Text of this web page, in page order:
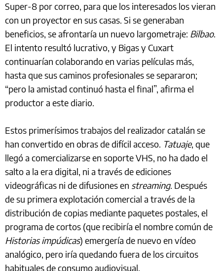
Super-8 por correo, para que los interesados los vieran
con un proyector en sus casas. Si se generaban
beneficios, se afrontaría un nuevo largometraje: Bilbao.
El intento resultó lucrativo, y Bigas y Cuxart
continuarían colaborando en varias películas más,
hasta que sus caminos profesionales se separaron;
“pero la amistad continuó hasta el final”, afirma el
productor a este diario.
Estos primerísimos trabajos del realizador catalán se
han convertido en obras de difícil acceso. Tatuaje, que
llegó a comercializarse en soporte VHS, no ha dado el
salto a la era digital, ni a través de ediciones
videográficas ni de difusiones en streaming. Después
de su primera explotación comercial a través de la
distribución de copias mediante paquetes postales, el
programa de cortos (que recibiría el nombre común de
Historias impúdicas) emergería de nuevo en vídeo
analógico, pero iría quedando fuera de los circuitos
habituales de consumo audiovisual.